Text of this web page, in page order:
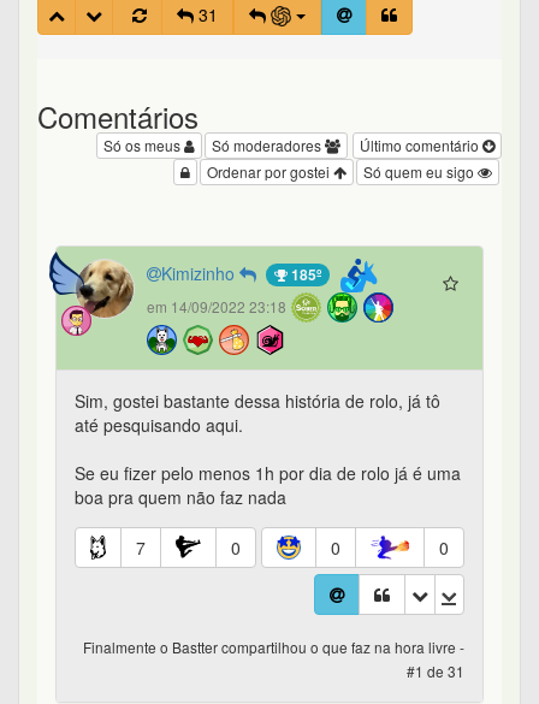
31
Comentários
Último comentário
Só moderadores
Só os meus
Só quem eu sigo
Ordenar por gostei
Kimizinho 185º
em 14/09/2022 23:18
Sim, gostei bastante dessa história de rolo, já tô
até pesquisando aqui.
Se eu fizer pelo menos 1h por dia de rolo já é uma
boa pra quem não faz nada
7 0 0 0
Finalmente o Bastter compartilhou o que faz na hora livre -
#1 de 31